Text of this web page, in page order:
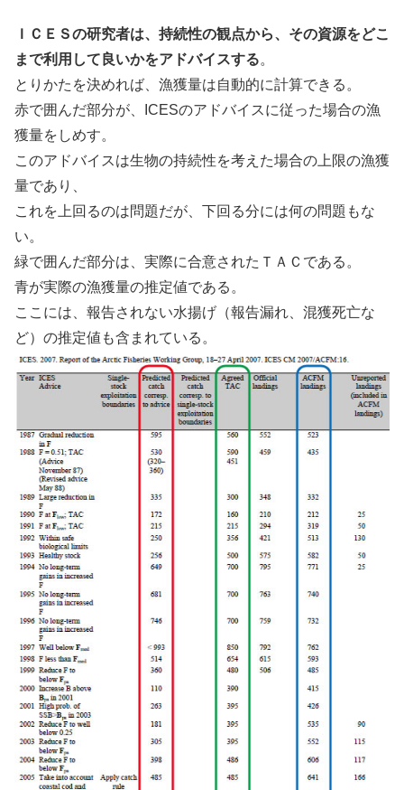
ＩＣＥＳの研究者は、持続性の観点から、その資源をどこ
まで利用して良いかをアドバイスする。
とりかたを決めれば、漁獲量は自動的に計算できる。
赤で囲んだ部分が、ICESのアドバイスに従った場合の漁
獲量をしめす。
このアドバイスは生物の持続性を考えた場合の上限の漁獲
量であり、
これを上回るのは問題だが、下回る分には何の問題もな
い。
緑で囲んだ部分は、実際に合意されたＴＡＣである。
青が実際の漁獲量の推定値である。
ここには、報告されない水揚げ（報告漏れ、混獲死亡な
ど）の推定値も含まれている。